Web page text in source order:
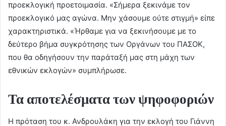
προεκλογική προετοιμασία. «Σήμερα ξεκινάμε τον
προεκλογικό μας αγώνα. Μην χάσουμε ούτε στιγμή» είπε
χαρακτηριστικά. «Ήρθαμε για να ξεκινήσουμε με το
δεύτερο βήμα συγκρότησης των Οργάνων του ΠΑΣΟΚ,
που θα οδηγήσουν την παράταξή μας στη μάχη των
εθνικών εκλογών» συμπλήρωσε.
Τα αποτελέσματα των ψηφοφοριών
Η πρόταση του κ. Ανδρουλάκη για την εκλογή του Γιάννη